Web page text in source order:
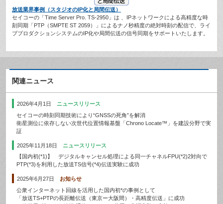
放送業界事例（スタジオのIP化と局間伝送）
セイコーの「Time Server Pro. TS-2950」は 、IPネットワークによる高精度な時
刻同期「PTP（SMPTE ST 2059）」によるナノ秒精度の絶対時刻の配信で、ライ
ブプロダクションシステムのIP化や局間伝送の信号同期をサポートいたします。
関連ニュース
2026年4月1日
ニュースリリース
セイコーの時刻同期技術により“GNSSの死角”を解消
衛星測位に依存しない次世代位置情報基盤「Chrono Locate™」を建設分野で実
証
2025年11月18日
ニュースリリース
【国内初(*1)】 デジタルキャンセル処理による同一チャネルFPU(*2)2対向で
PTP(*3)を利用した放送TS信号(*4)伝送実験に成功
2025年6月27日
お知らせ
公衆インターネット回線を活用した国内初*の事例として
「放送TS+PTPの長距離伝送（東京ー大阪間）・高精度伝送」に成功